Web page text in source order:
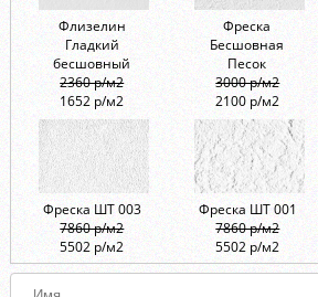
Флизелин
Гладкий
бесшовный
2360 р/м2
1652 р/м2
Фреска
Бесшовная
Песок
3000 р/м2
2100 р/м2
Фреска ШТ 003
7860 р/м2
5502 р/м2
Фреска ШТ 001
7860 р/м2
5502 р/м2